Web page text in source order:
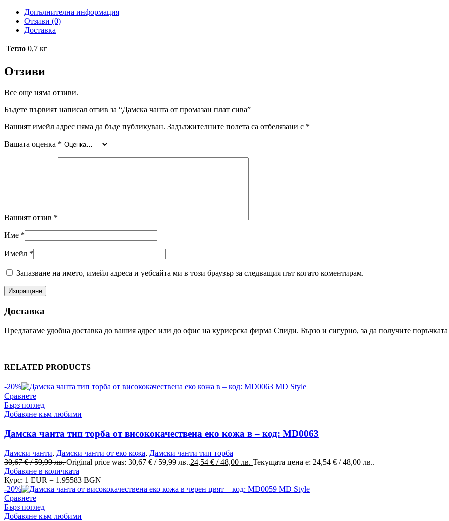
Допълнителна информация
Отзиви (0)
Доставка
Тегло 0,7 кг
Отзиви
Все още няма отзиви.
Бъдете първият написал отзив за “Дамска чанта от промазан плат сива”
Вашият имейл адрес няма да бъде публикуван. Задължителните полета са отбелязани с *
Вашата оценка *
Вашият отзив *
Име *
Имейл *
Запазване на името, имейл адреса и уебсайта ми в този браузър за следващия път когато коментирам.
Доставка
Предлагаме удобна доставка до вашия адрес или до офис на куриерска фирма Спиди. Бързо и сигурно, за да получите
RELATED PRODUCTS
-20%
Сравнете
Бърз поглед
Добавяне към любими
Дамска чанта тип торба от висококачествена еко кожа в – код: MD0063
Дамски чанти, Дамски чанти от еко кожа, Дамски чанти тип торба
30,67€/ 59,99 лв.Original price was: 30,67 € / 59,99 лв..24,54 € / 48,00 лв. Текущата цена е: 24,54 € / 48,00 лв..
Добавяне в количката
Курс: 1 EUR = 1.95583 BGN
-20%
Сравнете
Бърз поглед
Добавяне към любими